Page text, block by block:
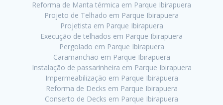
Reforma de Manta térmica em Parque Ibirapuera
Projeto de Telhado em Parque Ibirapuera
Projetista em Parque Ibirapuera
Execução de telhados em Parque Ibirapuera
Pergolado em Parque Ibirapuera
Caramanchão em Parque Ibirapuera
Instalação de passarinheira em Parque Ibirapuera
Impermeabilização em Parque Ibirapuera
Reforma de Decks em Parque Ibirapuera
Conserto de Decks em Parque Ibirapuera